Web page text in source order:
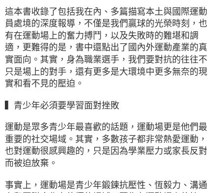
這本書收錄了包括我在內、多篇描寫本土與國際運動
員處境的深度報導，不僅是我們贏球的光榮時刻，也
有在運動場上的奮力搏鬥，以及失敗時的難堪和調
適，更難得的是，書中還點出了國內外運動產業的真
實面向。其實，身為職業選手，我們要對抗的往往不
只是場上的對手，還有更多是大環境中更多無奈的現
實和看不見的壓迫。
▍青少年必須要學習面對挫敗
運動是眾多青少年最喜歡的話題，運動場更是他們最
重要的社交場域。其實，多數孩子都非常熱愛運動，
也對運動很感興趣的，只是因為學業壓力或家長反對
而被迫放棄。
事實上，運動場是青少年鍛鍊抗壓性、恆毅力、溝通